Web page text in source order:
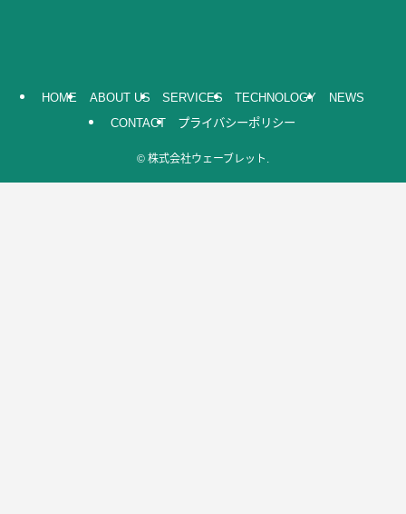
HOME ABOUT US SERVICES TECHNOLOGY
NEWS
CONTACT
プライバシーポリシー
© 株式会社ウェーブレット.